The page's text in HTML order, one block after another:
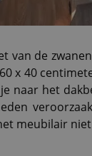
van de
x 40
naar het
meubilair